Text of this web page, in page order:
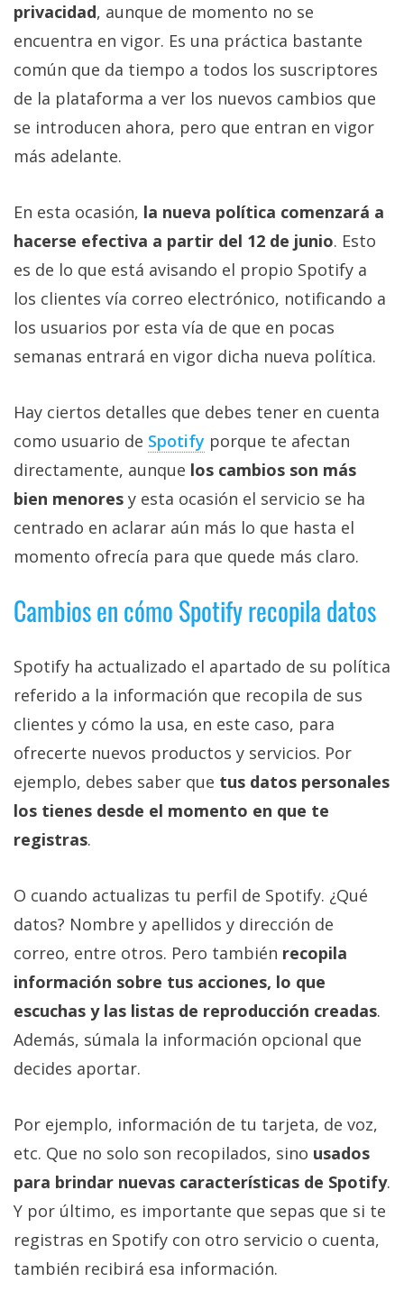
Profesional
+
Más
temas
Sorteos
Foros
Contacto
/
nosotros
/
/
Cambiar
opciones
de
privacidad
/
Legal
El medio de
encontrarás
todas las
noticias sobre
tecnología,
móviles,
ordenadores,
informática,
videojuegos,
comparativas,
trucos y
El Grupo
Informático
(CC) 2006-
derechos
reservados.
privacidad, aunque de momento no se
encuentra en vigor. Es una práctica bastante
común que da tiempo a todos los suscriptores
de la plataforma a ver los nuevos cambios que
se introducen ahora, pero que entran en vigor
más adelante.
En esta ocasión, la nueva política comenzará a
hacerse efectiva a partir del 12 de junio. Esto
es de lo que está avisando el propio Spotify a
los clientes vía correo electrónico, notificando a
los usuarios por esta vía de que en pocas
semanas entrará en vigor dicha nueva política.
Hay ciertos detalles que debes tener en cuenta
como usuario de Spotify porque te afectan
directamente, aunque los cambios son más
bien menores y esta ocasión el servicio se ha
centrado en aclarar aún más lo que hasta el
momento ofrecía para que quede más claro.
Cambios en cómo Spotify recopila datos
Spotify ha actualizado el apartado de su política
referido a la información que recopila de sus
clientes y cómo la usa, en este caso, para
ofrecerte nuevos productos y servicios. Por
ejemplo, debes saber que tus datos personales
los tienes desde el momento en que te
registras.
O cuando actualizas tu perfil de Spotify. ¿Qué
datos? Nombre y apellidos y dirección de
correo, entre otros. Pero también recopila
información sobre tus acciones, lo que
escuchas y las listas de reproducción creadas.
Además, súmala la información opcional que
decides aportar.
Por ejemplo, información de tu tarjeta, de voz,
etc. Que no solo son recopilados, sino usados
para brindar nuevas características de Spotify.
Y por último, es importante que sepas que si te
registras en Spotify con otro servicio o cuenta,
también recibirá esa información.